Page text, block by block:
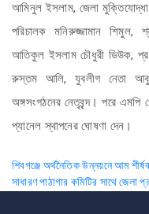
আমিনুল ইসলাম, জেলা
পরিচালক মনিরুজ্জামান শিমুল,
আতিকুল ইসলাম চৌধুরী ডিউক,
রুস্তম আলি, যুবলীগ নেতা
অঙ্গসংগঠনের নেতৃবৃন্দ। পরে
প্যানেল স্থাপনের ঘোষণা দেন।
Post
navigation
শিবগঞ্জে অর্থনৈতিক উন্নয়নে আম
সাধারণ পাঠাগার কমিটির সাথে জেলা